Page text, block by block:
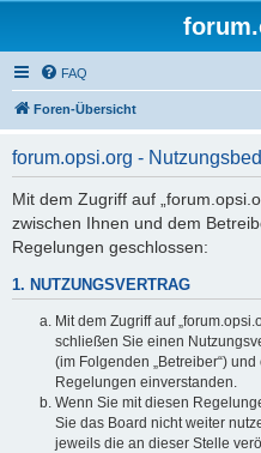
FAQ
Foren-Übersicht
forum.opsi.org -
Mit dem Zugriff auf
zwischen Ihnen und dem
Regelungen geschlossen:
1. NUTZUNGSVERTRAG
Mit dem Zugriff auf
schließen Sie einen
(im Folgenden „Betreiber“)
Regelungen einverstanden.
Wenn Sie mit diesen
Sie das Board nicht weiter
jeweils die an dieser Stelle